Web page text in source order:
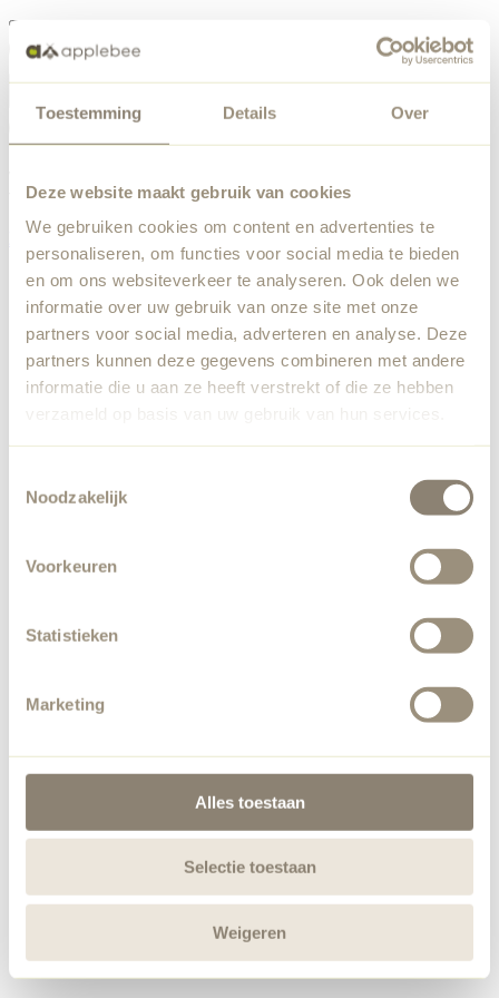
Toestemming Details Over
Deze website maakt gebruik van cookies
We gebruiken cookies om content en advertenties te
personaliseren, om functies voor social media te bieden
en om ons websiteverkeer te analyseren. Ook delen we
informatie over uw gebruik van onze site met onze
partners voor social media, adverteren en analyse. Deze
partners kunnen deze gegevens combineren met andere
informatie die u aan ze heeft verstrekt of die ze hebben
verzameld op basis van uw gebruik van hun services.
Noodzakelijk
Voorkeuren
Statistieken
Marketing
Alles toestaan
Selectie toestaan
Weigeren
Etwas ist schiefgelaufen
Team wurde benachrichtigt.
Zurück zur Startseite